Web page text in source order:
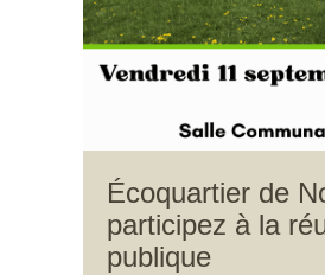
Écoquartier de
participez à la
publique